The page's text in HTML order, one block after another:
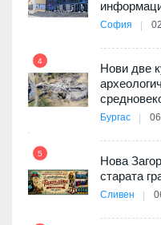
София
4
Нови две
Бургас
5
Нова
старата
Сливен